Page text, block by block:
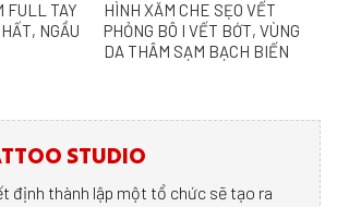
FULL TAY
NGẦU
HÌNH XĂM CHE SẸO VẾT
PHỎNG BÔ I VẾT BỚT, VÙNG
DA THÂM SẠM BẠCH BIẾN
STUDIO
định thành lập một tổ chức sẽ tạo ra